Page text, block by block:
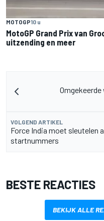
MOTOGP10 u
MotoGP Grand Prix van
uitzending en meer
VOLGEND ARTIKEL
Force India moet sleutelen
startnummers
BESTE REACTIES
BEKIJK ALLE